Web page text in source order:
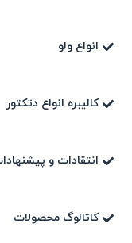
انواع ولو
کالیبره انواع دتکتور
انتقادات و
کاتالوگ محصولات